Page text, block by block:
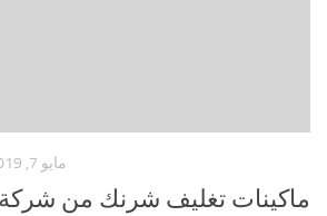
مايو 7, 2019
ماكينات تغليف شرنك من